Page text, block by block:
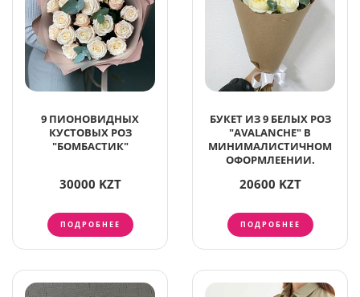
9 ПИОНОВИДНЫХ
КУСТОВЫХ РОЗ
"БОМБАСТИК"
30000 KZT
ПОДРОБНЕЕ
БУКЕТ ИЗ 9 БЕЛЫХ РОЗ
"AVALANCHE" В
МИНИМАЛИСТИЧНОМ
ОФОРМЛЕЕНИИ.
20600 KZT
ПОДРОБНЕЕ